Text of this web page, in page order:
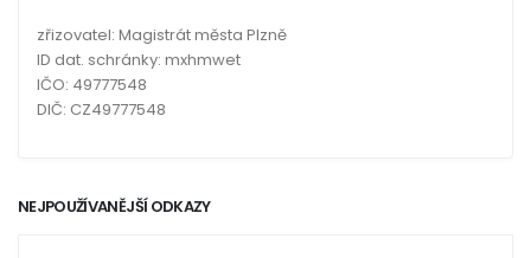
zřizovatel: Magistrát města Plzně
ID dat. schránky: mxhmwet
IČO: 49777548
DIČ: CZ49777548
NEJPOUŽÍVANĚJŠÍ ODKAZY